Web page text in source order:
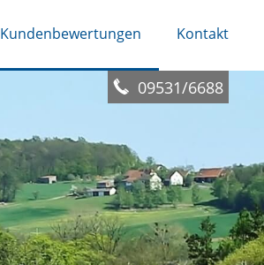
Kundenbewertungen Kontakt
09531/6688